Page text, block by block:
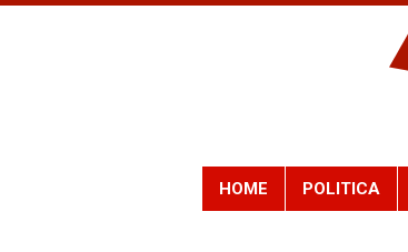
HOME POLITICA